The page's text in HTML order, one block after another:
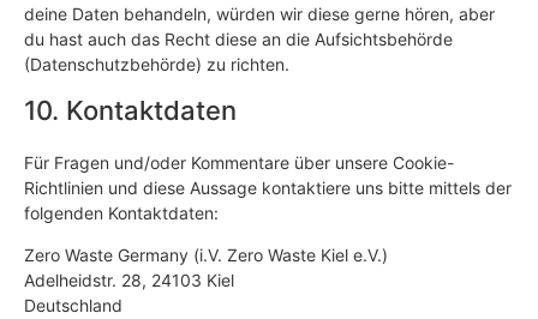
deine Daten behandeln, würden wir diese gerne hören, aber
du hast auch das Recht diese an die Aufsichtsbehörde
(Datenschutzbehörde) zu richten.
10. Kontaktdaten
Für Fragen und/oder Kommentare über unsere Cookie-
Richtlinien und diese Aussage kontaktiere uns bitte mittels der
folgenden Kontaktdaten:
Zero Waste Germany (i.V. Zero Waste Kiel e.V.)
Adelheidstr. 28, 24103 Kiel
Deutschland